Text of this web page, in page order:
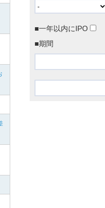
■一年以内にIPO
■期間